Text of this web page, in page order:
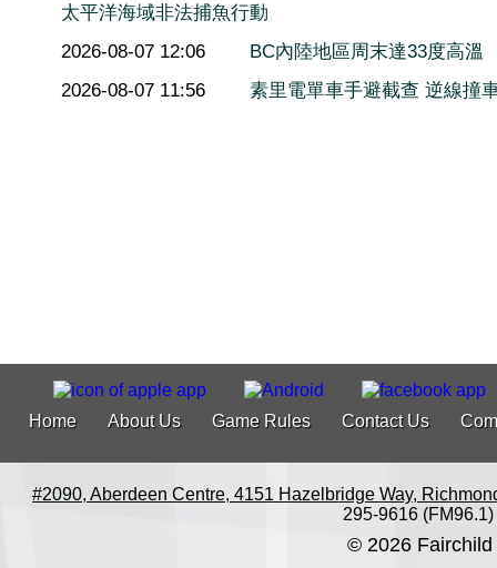
太平洋海域非法捕魚行動
2026-08-07 12:06
BC內陸地區周末達33度高溫
2026-08-07 11:56
素里電單車手避截查 逆線撞
Home About Us Game Rules Contact Us
#2090, Aberdeen Centre, 4151 Hazelbridge Way,
295-9616 (FM96.1)
© 2026 Fairchild